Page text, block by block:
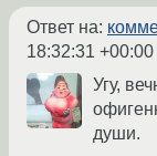
Ответ на:
18:32:31 +00:00
Угу,
души.